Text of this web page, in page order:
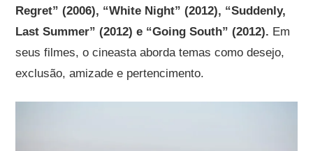
Regret” (2006), “White Night” (2012), “Suddenly,
Last Summer” (2012) e “Going South” (2012). Em
seus filmes, o cineasta aborda temas como desejo,
exclusão, amizade e pertencimento.